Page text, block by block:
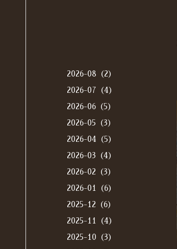
2026-08（2）
2026-07（4）
2026-06（5）
2026-05（3）
2026-04（5）
2026-03（4）
2026-02（3）
2026-01（6）
2025-12（6）
2025-11（4）
2025-10（3）